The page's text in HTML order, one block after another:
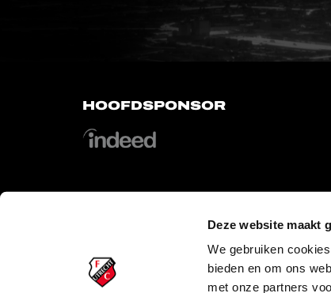
Deze website maakt
We gebruiken
bieden en om ons
met onze partners
HOOFDSPONSOR
OFFICIAL PARTNERS